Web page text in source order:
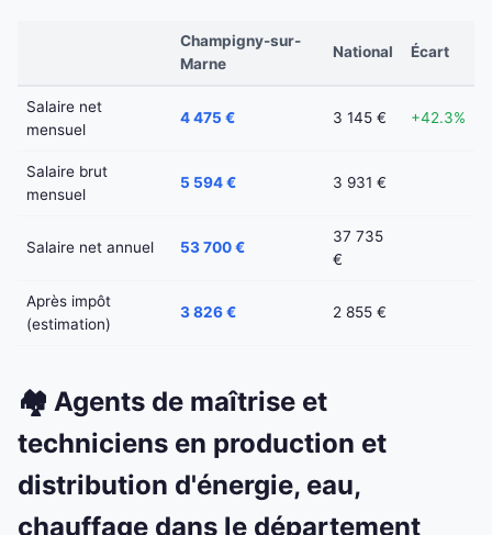
Champigny-sur-
Marne
National Écart
Salaire net
mensuel
4 475 € 3 145 € +42.3%
Salaire brut
mensuel
5 594 € 3 931 €
Salaire net annuel 53 700 €
37 735
€
Après impôt
(estimation)
3 826 € 2 855 €
🏘️ Agents de maîtrise et
techniciens en production et
distribution d'énergie, eau,
chauffage dans le département